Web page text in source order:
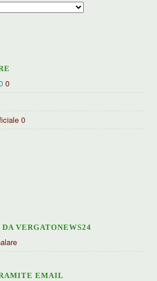
0
0
VERGATONEWS24
EMAIL